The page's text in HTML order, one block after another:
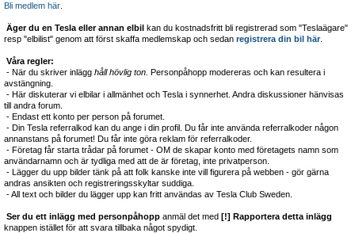
Bli medlem här
Äger du en Tesla eller annan elbil kan du kostnadsfritt bli registrerad som "Teslaägare"
resp "elbilist" genom att först skaffa medlemskap och sedan registrera din bil här.
Våra regler:
- När du skriver inlägg håll hövlig ton. Personpåhopp modereras och kan resultera i
avstängning.
- Här diskuterar vi elbilar i allmänhet och Tesla i synnerhet. Andra diskussioner hänvisas
till andra forum.
- Endast ett konto per person på forumet.
- Din Tesla referralkod kan du ange i din profil. Du får inte använda referralkoder någon
annanstans på forumet! Du får inte göra reklam för referralkoder.
- Företag får starta trådar på forumet - OM de skapar konto med företagets namn som
användarnamn och är tydliga med att de är företag, inte privatperson.
- Lägger du upp bilder tänk på att folk kanske inte vill figurera på webben - gör gärna
andras ansikten och registreringsskyltar suddiga.
- All text och bilder du lägger upp kan fritt användas av Tesla Club Sweden.
Ser du ett inlägg med personpåhopp anmäl det med [!] Rapportera detta inlägg
knappen istället för att svara tillbaka något spydigt.